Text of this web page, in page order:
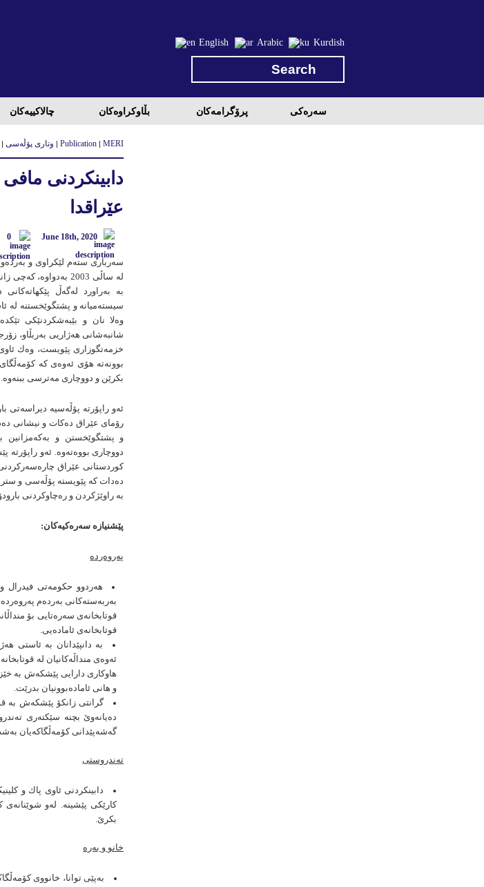
سه‌ره‌کی پرۆگرامه‌كان بڵاوكراوه‌كان چالاكییه‌كان
English Arabic Kurdish
MERI
Publication وتاری پۆڵەسی
دابینكردنی مافی
عێراقدا
June 18th, 2020
0
سەرباری ستەم لێكراوی و
لە ساڵی 2003
بە بەراورد لەگەڵ
سیستەمیانە و پشتگوێخستنە لە
وەلا نان و بێبەشكردنێكی
شانبەشانی هەژاریی بەربڵاو،
خزمەتگوزاری پێویست، وەك
بوونەتە هۆی ئەوەی كە كۆمەڵگای
بكرێن و دووچاری مەترسی ببنەوە.
ئەو راپۆرتە پۆڵەسیە دیراسەتی
رۆمای عێراق دەكات و نیشانی
و پشتگوێخستن و بەكەمزانین
دووچاری بووەتەوە. ئەو
كوردستانی عێراق
دەدات كە پێویستە پۆڵەسی و
بە راوێژكردن و رەچاوكردنی
پێشنیازە سەرەكیەكان:
پەروەردە
هەردوو حكومەتی فیدرال
بەربەستەكانی بەردەم
قوتابخانەی سەرەتایی بۆ
قوتابخانەی ئامادەیی.
بە دانپێدانان بە ئاستی
ئەوەی منداڵەكانیان لە
هاوكاری دارایی پێشكەش بە
و هانی ئامادەبوونیان بدرێت.
گرانتی زانكۆ پێشكەش بە
دەیانەوێ بچنە سێكتەری
گەشەپێدانی كۆمەڵگاكەیان
تەندروستی
دابینكردنی ئاوی پاك و
كارێكی پێشینە. لەو شوێنانەی
بكرێ.
خانو و بەرە
بەپێی توانا، خانووی